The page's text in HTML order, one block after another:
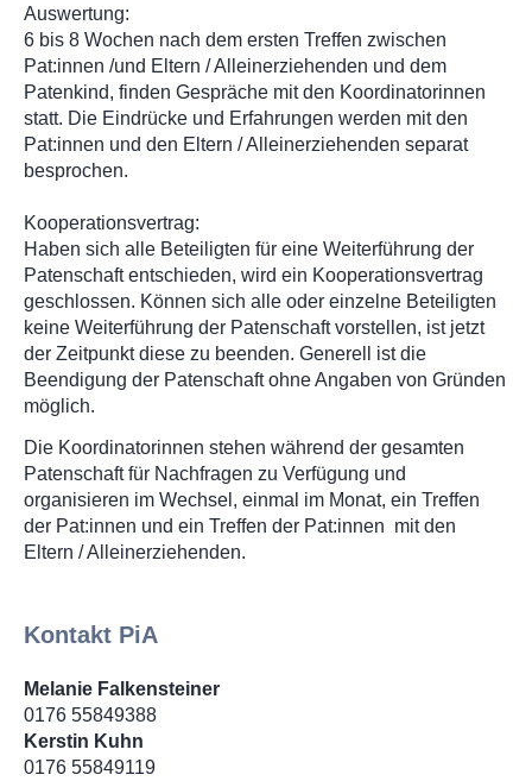
Auswertung:
6 bis 8 Wochen nach dem ersten Treffen zwischen
Pat:innen /und Eltern / Alleinerziehenden und dem
Patenkind, finden Gespräche mit den Koordinatorinnen
statt. Die Eindrücke und Erfahrungen werden mit den
Pat:innen und den Eltern / Alleinerziehenden separat
besprochen.
Kooperationsvertrag:
Haben sich alle Beteiligten für eine Weiterführung der
Patenschaft entschieden, wird ein Kooperationsvertrag
geschlossen. Können sich alle oder einzelne Beteiligten
keine Weiterführung der Patenschaft vorstellen, ist jetzt
der Zeitpunkt diese zu beenden. Generell ist die
Beendigung der Patenschaft ohne Angaben von Gründen
möglich.
Die Koordinatorinnen stehen während der gesamten
Patenschaft für Nachfragen zu Verfügung und
organisieren im Wechsel, einmal im Monat, ein Treffen
der Pat:innen und ein Treffen der Pat:innen mit den
Eltern / Alleinerziehenden.
Kontakt PiA
Melanie Falkensteiner
0176 55849388
Kerstin Kuhn
0176 55849119